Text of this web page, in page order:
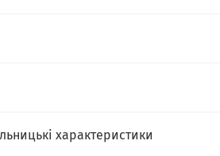
характеристики